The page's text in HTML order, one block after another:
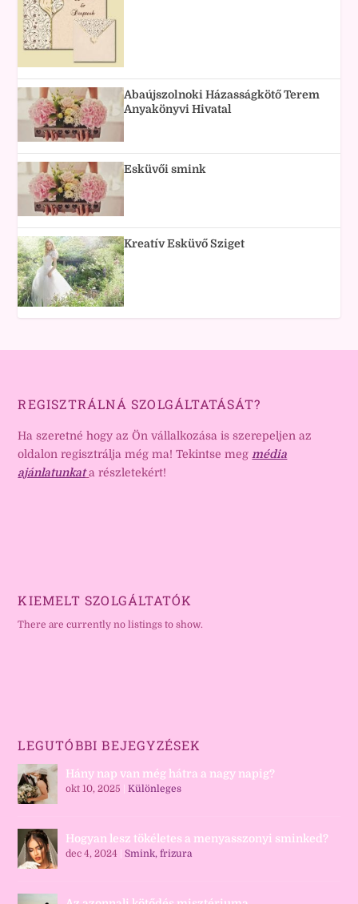
Abaújszolnoki Házasságkötő Terem
Anyakönyvi Hivatal
Esküvői smink
Kreatív Esküvő Sziget
REGISZTRÁLNÁ SZOLGÁLTATÁSÁT?
Ha szeretné hogy az Ön vállalkozása is szerepeljen az
oldalon regisztrálja még ma! Tekintse meg média
ajánlatunkat a részletekért!
KIEMELT SZOLGÁLTATÓK
There are currently no listings to show.
LEGUTÓBBI BEJEGYZÉSEK
Hány nap van még hátra a nagy napig?
okt 10, 2025 |Különleges
Hogyan lesz tökéletes a menyasszonyi sminked?
dec 4, 2024 |Smink, frizura